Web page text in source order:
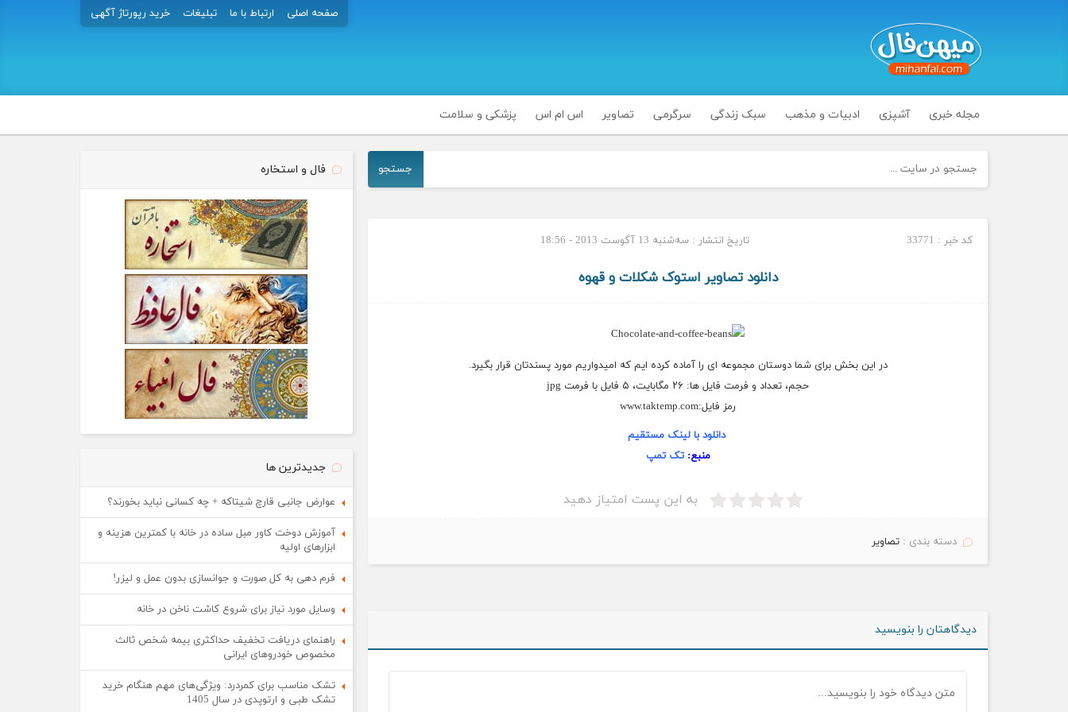
صفحه اصلی ارتباط با ما تبلیغات خرید رپورتاژ آگهی
مجله خبری آشپزی ادبیات و مذهب سبک زندگی سرگرمی تصاویر اس ام اس پزشکی و سلامت
جستجو
کد خبر : 33771 تاریخ انتشار : سه‌شنبه 13 آگوست 2013 - 18:56
دانلود تصاویر استوک شکلات و قهوه
در این بخش برای شما دوستان مجموعه ای را آماده کرده ایم که امیدواریم مورد پسندتان قرار بگیرد.
حجم، تعداد و فرمت فایل ها: ۲۶ مگابایت، ۵ فایل با فرمت jpg
رمز فایل:www.taktemp.com
دانلود با لینک مستقیم
منبع: تک تمپ
به این پست امتیاز دهید
دسته بندی :تصاویر
دیدگاهتان را بنویسید
فال و استخاره
جدیدترین ها
عوارض جانبی قارچ شیتاکه + چه کسانی نباید بخورند؟
آموزش دوخت کاور مبل ساده در خانه با کمترین هزینه و
ابزارهای اولیه
فرم دهی به کل صورت و جوانسازی بدون عمل و لیزر!
وسایل مورد نیاز برای شروع کاشت ناخن در خانه
راهنمای دریافت تخفیف حداکثری بیمه شخص ثالث
مخصوص خودروهای ایرانی
تشک مناسب برای کمردرد: ویژگی‌های مهم هنگام خرید
تشک طبی و ارتوپدی در سال 1405